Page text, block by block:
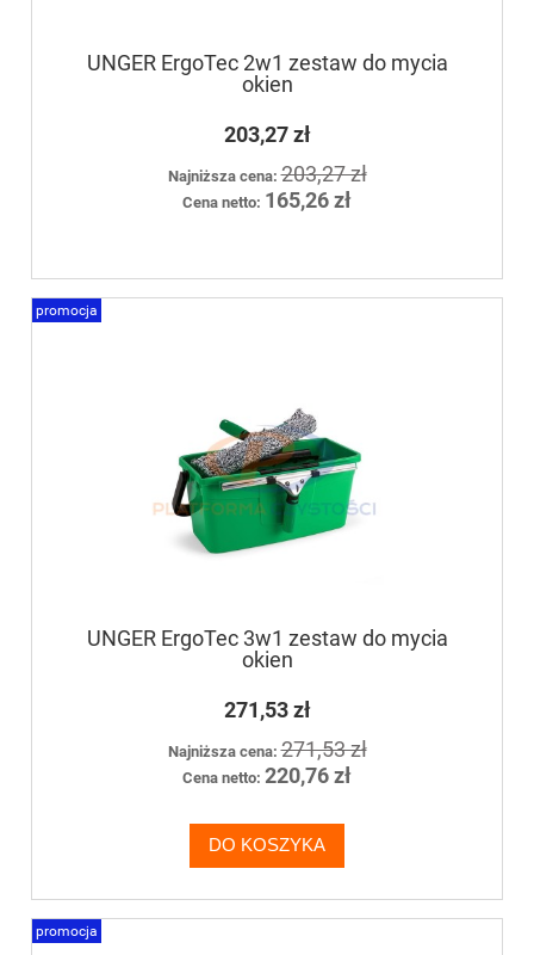
UNGER ErgoTec 2w1 zestaw do mycia
okien
203,27 zł
Najniższa cena:203,27 zł
Cena netto: 165,26 zł
UNGER ErgoTec 3w1 zestaw do mycia
okien
271,53 zł
Najniższa cena:271,53 zł
Cena netto: 220,76 zł
DO KOSZYKA
promocja
promocja